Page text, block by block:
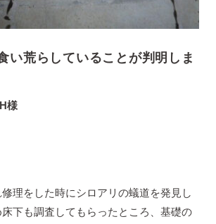
い荒らしていることが判明しま
様
理をした時にシロアリの蟻道を発見し
下も調査してもらったところ、基礎の